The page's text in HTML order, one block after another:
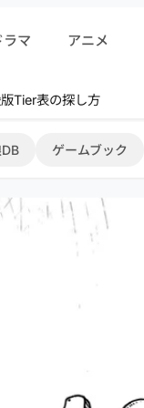
マ アニメ
攻略
ゲームブック